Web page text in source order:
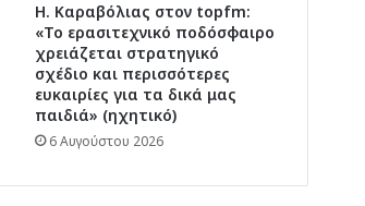
Η. Καραβόλιας στον topfm:
«Το ερασιτεχνικό ποδόσφαιρο
χρειάζεται στρατηγικό
σχέδιο και περισσότερες
ευκαιρίες για τα δικά μας
παιδιά» (ηχητικό)
6 Αυγούστου 2026